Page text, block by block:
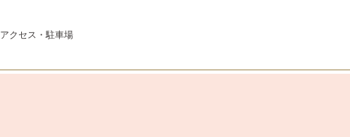
アクセス・駐車場